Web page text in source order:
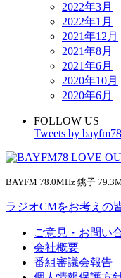
2022年3月
2022年1月
2021年12月
2021年8月
2021年6月
2020年10月
2020年6月
FOLLOW US
Tweets by
BAYFM 78.0MHz 銚子
ラジオCMをお考えの
ご意見・お問い
会社概要
番組審議会報告